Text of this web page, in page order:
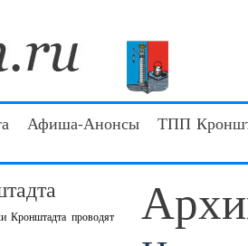
Афиша-Анонсы ТПП
Кронштадта проводят